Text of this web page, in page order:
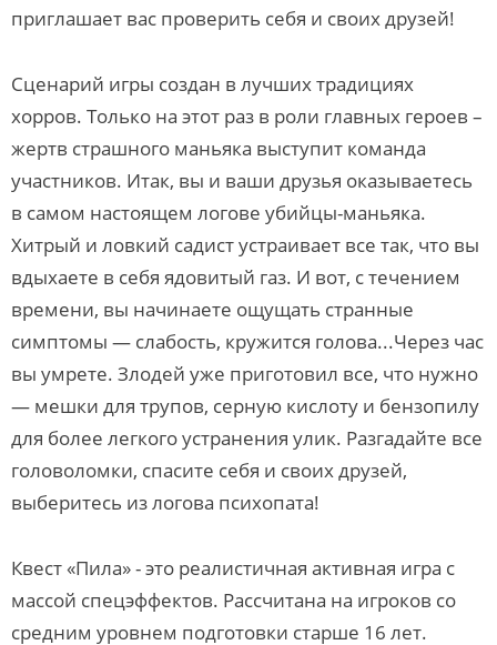
приглашает вас проверить себя и своих друзей!
Сценарий игры создан в лучших традициях
хорров. Только на этот раз в роли главных героев –
жертв страшного маньяка выступит команда
участников. Итак, вы и ваши друзья оказываетесь
в самом настоящем логове убийцы-маньяка.
Хитрый и ловкий садист устраивает все так, что вы
вдыхаете в себя ядовитый газ. И вот, с течением
времени, вы начинаете ощущать странные
симптомы — слабость, кружится голова...Через час
вы умрете. Злодей уже приготовил все, что нужно
— мешки для трупов, серную кислоту и бензопилу
для более легкого устранения улик. Разгадайте все
головоломки, спасите себя и своих друзей,
выберитесь из логова психопата!
Квест «Пила» - это реалистичная активная игра с
массой спецэффектов. Рассчитана на игроков со
средним уровнем подготовки старше 16 лет.